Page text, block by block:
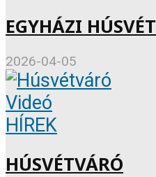
EGYHÁZI HÚSVÉT
2026-04-05
Videó
HÍREK
HÚSVÉTVÁRÓ